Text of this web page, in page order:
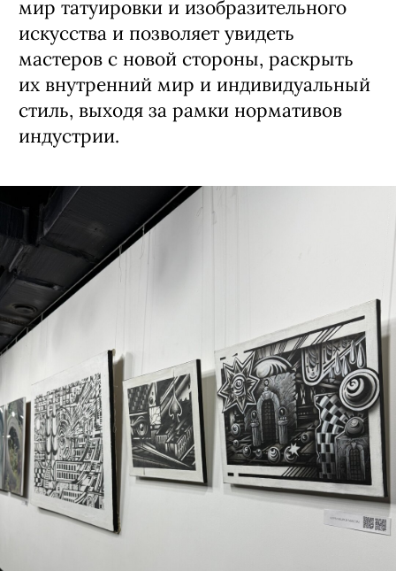
Кино-кафе «Премьера»
16+
Выставка «Эхо ремесла» в пространстве «Арт
Ель»
Новый коллективный выставочный